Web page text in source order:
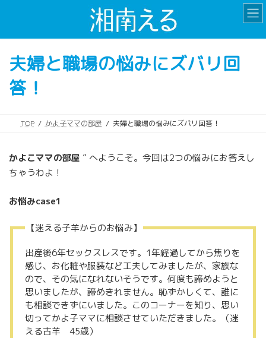
夫婦と職場の悩みにズバリ回
答！
TOP かよ子ママの部屋 夫婦と職場の悩みにズバリ回答！
かよこママの部屋 ” へようこそ。今回は2つの悩みにお答えし
ちゃうわよ！
お悩みcase1
【迷える子羊からのお悩み】
出産後6年セックスレスです。1年経過してから焦りを
感じ、お化粧や服装など工夫してみましたが、家族な
ので、その気になれないそうです。何度も諦めようと
思いましたが、諦めきれません。恥ずかしくて、誰に
も相談できずにいました。このコーナーを知り、思い
切ってかよ子ママに相談させていただきました。（迷
える古羊 45歳）